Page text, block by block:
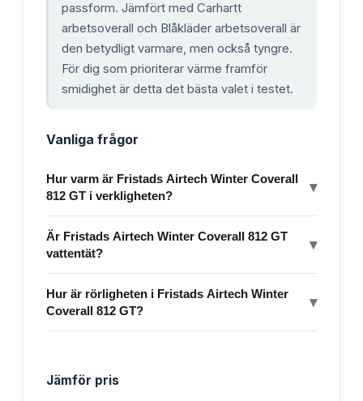
passform. Jämfört med Carhartt
arbetsoverall och Blåkläder arbetsoverall är
den betydligt varmare, men också tyngre.
För dig som prioriterar värme framför
smidighet är detta det bästa valet i testet.
Vanliga frågor
Hur varm är Fristads Airtech Winter Coverall
812 GT i verkligheten?
▾
Är Fristads Airtech Winter Coverall 812 GT
vattentät?
▾
Hur är rörligheten i Fristads Airtech Winter
Coverall 812 GT?
▾
Jämför pris